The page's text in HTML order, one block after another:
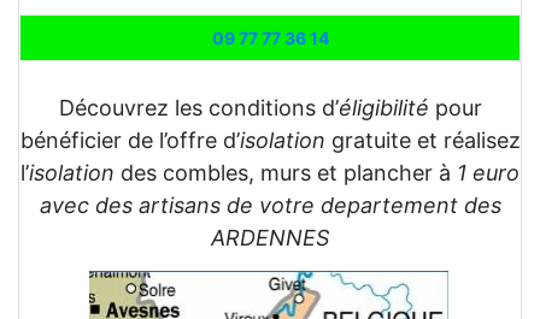
09 77 77 36 14
Découvrez les conditions d’éligibilité pour
bénéficier de l’offre d’isolation gratuite et réalisez
l’isolation des combles, murs et plancher à 1 euro
avec des artisans de votre departement des
ARDENNES